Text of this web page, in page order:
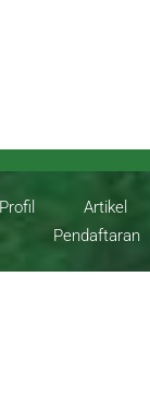
Profil Artikel
Pendaftaran